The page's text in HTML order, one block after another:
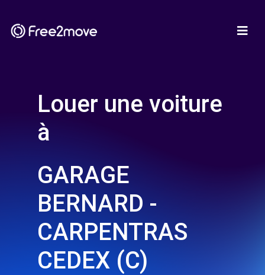
Louer une voiture
à
GARAGE
BERNARD -
CARPENTRAS
CEDEX (C)